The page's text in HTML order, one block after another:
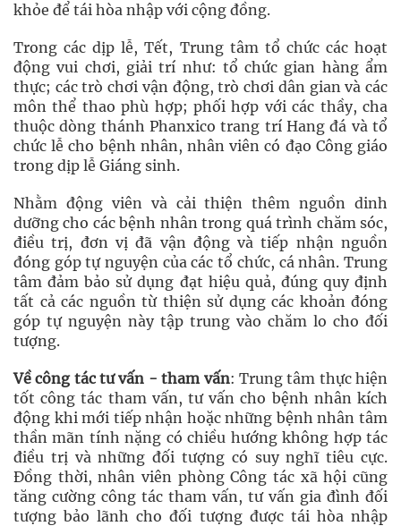
khỏe để tái hòa nhập với cộng đồng.
Trong các dịp lễ, Tết, Trung tâm tổ chức các hoạt
động vui chơi, giải trí như: tổ chức gian hàng ẩm
thực; các trò chơi vận động, trò chơi dân gian và các
môn thể thao phù hợp; phối hợp với các thầy, cha
thuộc dòng thánh Phanxico trang trí Hang đá và tổ
chức lễ cho bệnh nhân, nhân viên có đạo Công giáo
trong dịp lễ Giáng sinh.
Nhằm động viên và cải thiện thêm nguồn dinh
dưỡng cho các bệnh nhân trong quá trình chăm sóc,
điều trị, đơn vị đã vận động và tiếp nhận nguồn
đóng góp tự nguyện của các tổ chức, cá nhân. Trung
tâm đảm bảo sử dụng đạt hiệu quả, đúng quy định
tất cả các nguồn từ thiện sử dụng các khoản đóng
góp tự nguyện này tập trung vào chăm lo cho đối
tượng.
Về công tác tư vấn - tham vấn: Trung tâm thực hiện
tốt công tác tham vấn, tư vấn cho bệnh nhân kích
động khi mới tiếp nhận hoặc những bệnh nhân tâm
thần mãn tính nặng có chiều hướng không hợp tác
điều trị và những đối tượng có suy nghĩ tiêu cực.
Đồng thời, nhân viên phòng Công tác xã hội cũng
tăng cường công tác tham vấn, tư vấn gia đình đối
tượng bảo lãnh cho đối tượng được tái hòa nhập